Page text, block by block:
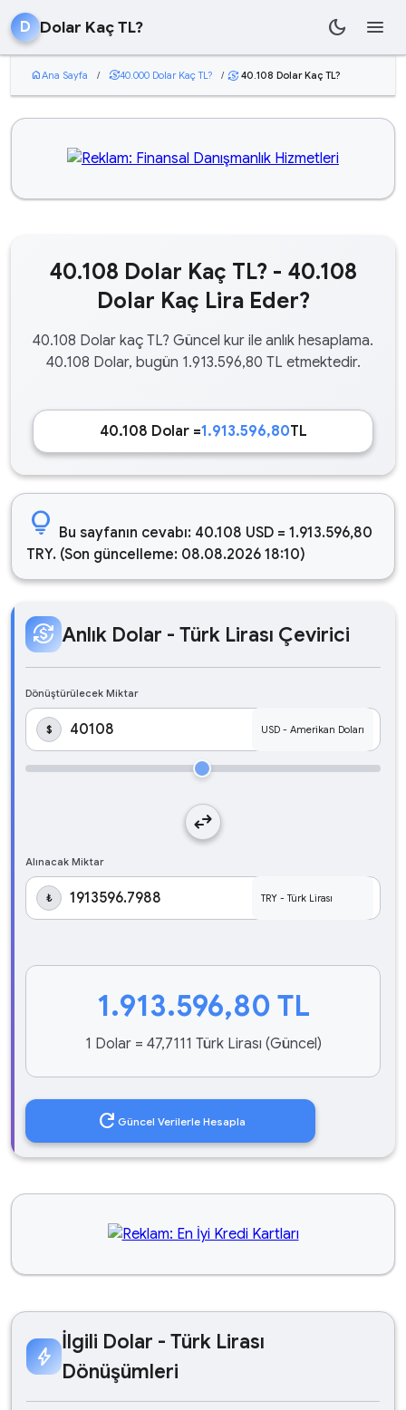
D Dolar Kaç TL? dark_mode menu
homeAna Sayfa / currency_exchange40.000 Dolar Kaç TL? / currency_exchange 40.108 Dolar Kaç TL?
40.108 Dolar Kaç TL? - 40.108
Dolar Kaç Lira Eder?
40.108 Dolar kaç TL? Güncel kur ile anlık hesaplama.
40.108 Dolar, bugün 1.913.596,80 TL etmektedir.
40.108 Dolar =1.913.596,80TL
lightbulb Bu sayfanın cevabı: 40.108 USD = 1.913.596,80
TRY. (Son güncelleme: 08.08.2026 18:10)
currency_exchange Anlık Dolar - Türk Lirası Çevirici
Dönüştürülecek Miktar
$
swap_horiz
Alınacak Miktar
₺
1.913.596,80 TL
1 Dolar = 47,7111 Türk Lirası (Güncel)
refresh Güncel Verilerle Hesapla
bolt
İlgili Dolar - Türk Lirası
Dönüşümleri